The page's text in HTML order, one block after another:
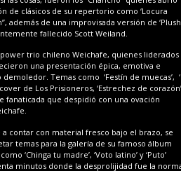
de clásicos de su repertorio como ‘Locura
además de una improvisada versión de
fallecido Scott Weiland.
trio chileno Weichafe, quienes liderados
una presentación épica, emotiva e
Temas como ‘Festín de muecas’,
de Los Prisioneros, ‘Estrechez de
que despidió con una ovación
contar con material fresco bajo el brazo, se
temas para la galería de su famoso álbum
‘Chinga tu madre’, ‘Voto latino’ y ‘Puto’
minutos donde la desprolijidad fue la